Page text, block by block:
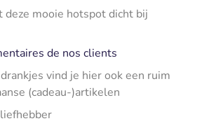
deze mooie hotspot dicht bij
de nos clients
vind je hier ook een ruim
(cadeau-)artikelen